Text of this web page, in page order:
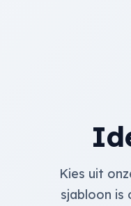
Kies uit
sjabloon is